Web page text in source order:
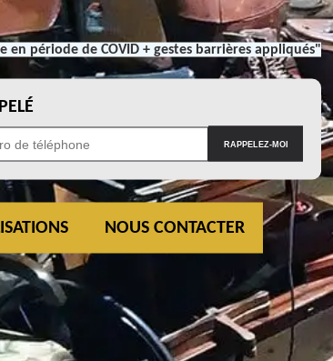
en période de COVID + gestes barrières appliqués"
NOUS CONTACTER